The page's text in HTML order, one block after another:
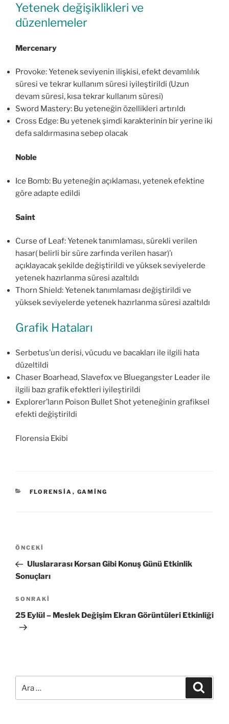
Yetenek değişiklikleri ve
düzenlemeler
Mercenary
Provoke: Yetenek seviyenin ilişkisi, efekt devamlılık
süresi ve tekrar kullanım süresi iyileştirildi (Uzun
devam süresi, kısa tekrar kullanım süresi)
Sword Mastery: Bu yeteneğin özellikleri artırıldı
Cross Edge: Bu yetenek şimdi karakterinin bir yerine iki
defa saldırmasına sebep olacak
Noble
Ice Bomb: Bu yeteneğin açıklaması, yetenek efektine
göre adapte edildi
Saint
Curse of Leaf: Yetenek tanımlaması, sürekli verilen
hasar( belirli bir süre zarfında verilen hasar)’ı
açıklayacak şekilde değiştirildi ve yüksek seviyelerde
yetenek hazırlanma süresi azaltıldı
Thorn Shield: Yetenek tanımlaması değiştirildi ve
yüksek seviyelerde yetenek hazırlanma süresi azaltıldı
Grafik Hataları
Serbetus’un derisi, vücudu ve bacakları ile ilgili hata
düzeltildi
Chaser Boarhead, Slavefox ve Bluegangster Leader ile
ilgili bazı grafik efektleri iyileştirildi
Explorer’ların Poison Bullet Shot yeteneğinin grafiksel
efekti değiştirildi
Florensia Ekibi
KATEGORILER
FLORENSIA , GAMING
Yazı
Önceki
Yazı
ÖNCEKI
Uluslararası Korsan Gibi Konuş Günü Etkinlik
Sonuçları
Sonraki
Yazı
SONRAKI
25 Eylül – Meslek Değişim Ekran Görüntüleri Etkinliği